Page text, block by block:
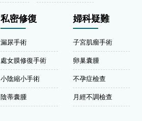
私密修復
漏尿手術
處女膜修復手術
小陰縮小手術
陰蒂囊腫
婦科疑難
子宮肌瘤手術
卵巢囊腫
不孕症檢查
月經不調檢查